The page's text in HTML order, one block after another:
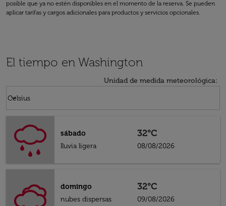
posible que ya no estén disponibles en el momento de la reserva. Se pueden
aplicar tarifas y cargos adicionales para productos y servicios opcionales.
El tiempo en Washington
Unidad de medida meteorológica:
Celsius
keyboard_arrow_down
sábado
lluvia ligera
32°C
08/08/2026
domingo
nubes dispersas
32°C
09/08/2026